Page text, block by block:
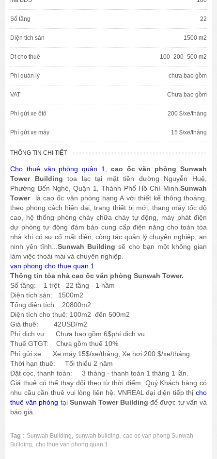
Số tầng 22
Diện tích sàn 1500 m2
Dt cho thuê 100- 200- 500 m2
Phí quản lý chưa bao gồm
VAT Chưa bao gồm
Phí gửi xe ôtô 200 $/xe/tháng
Phí gửi xe máy 15 $/xe/tháng
THÔNG TIN CHI TIẾT
Cho thuê văn phòng quận 1
cao ốc văn phòng Sunwah
Tower Building tọa lạc tại mặt tiền đường Nguyễn Huệ,
Phường Bến Nghé, Quận 1, Thành Phố Hồ Chí Minh. Sunwah
Tower là cao ốc văn phòng hạng A với thiết kế thông thoáng,
theo phong cách hiện đại, trang thiết bị mới, thang máy tốc độ
cao, hệ thống phòng cháy chữa cháy tự động, máy phát điện
dự phòng tự động đảm bảo cung cấp điện năng cho toàn tòa
nhà khi có sự cố mất điện, công tác quản lý chuyên nghiệp, an
ninh yên tĩnh...Sunwah Building sẽ cho bạn một không gian
làm việc thoải mái và chuyên nghiệp.
van phong cho thue quan 1
Thông tin tòa nhà cao ốc văn phòng Sunwah Tower.
Số tầng: 1 trệt - 22 tầng - 1 hầm
Diện tích sàn: 1500m2
Tổng diện tích: 20800m2
Diện tích cho thuê: 100m2 đến 500m2
Giá thuê: 42USD/m2
Phí dịch vụ: Chưa bao gồm 6$phí dịch vụ
Thuế GTGT:Chưa gồm thuế 10%
Phí gửi xe: Xe máy 15$/xe/tháng; Xe hơi 200 $/xe/tháng.
Thời hạn thuê: Tối thiểu 2 năm
Đặt cọc, thanh toán: 3 tháng - thanh toán 1 tháng 1 lần.
Giá thuê có thể thay đổi theo từ thời điểm, Quý Khách hàng có
nhu cầu cần thuê vui lòng liên hệ: VNREAL đại diện tiếp thị cho
thuê văn phòng tại Sunwah Tower Building để được tư vấn và
báo giá.
Tag : Sunwah Building ,sunwah building ,cao oc van phong Sunwah
Building
,cho thue van phong quan 1